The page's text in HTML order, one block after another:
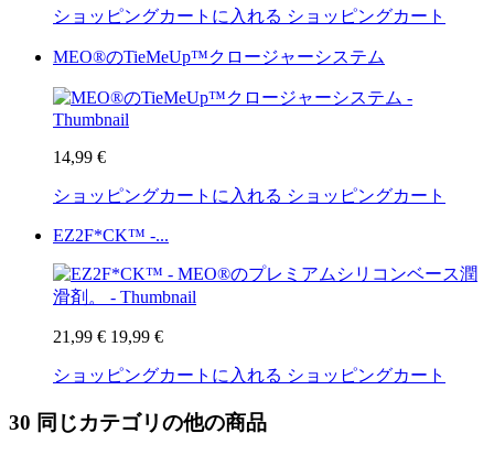
ショッピングカートに入れる ショッピングカート
MEO®のTieMeUp™クロージャーシステム
14,99 €
ショッピングカートに入れる ショッピングカート
EZ2F*CK™ -...
21,99 € 19,99 €
ショッピングカートに入れる ショッピングカート
30 同じカテゴリの他の商品